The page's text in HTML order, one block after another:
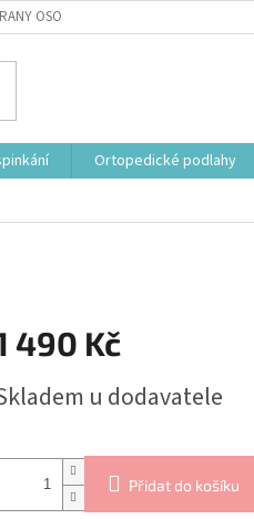
OSOBNÍCH ÚDAJŮ
Ortopedické podlahy
490 Kč
u dodavatele
Přidat do košíku